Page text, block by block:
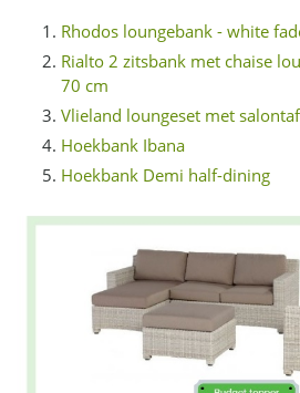
Rhodos loungebank - white
Rialto 2 zitsbank met chaise
70 cm
Vlieland loungeset met
Hoekbank Ibana
Hoekbank Demi half-dining